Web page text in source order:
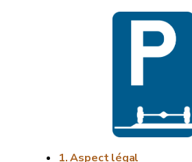
Aspect légal